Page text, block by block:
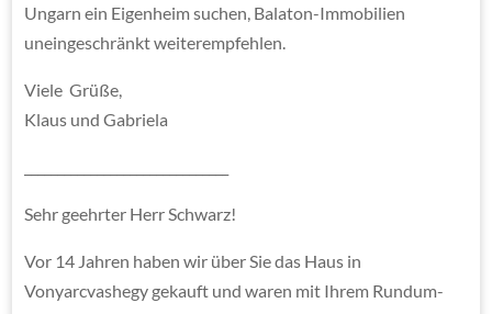
Ungarn ein Eigenheim suchen, Balaton-Immobilien
uneingeschränkt weiterempfehlen.
Viele Grüße,
Klaus und Gabriela
Sehr geehrter Herr Schwarz!
Vor 14 Jahren haben wir über Sie das Haus in
Vonyarcvashegy gekauft und waren mit Ihrem Rundum-